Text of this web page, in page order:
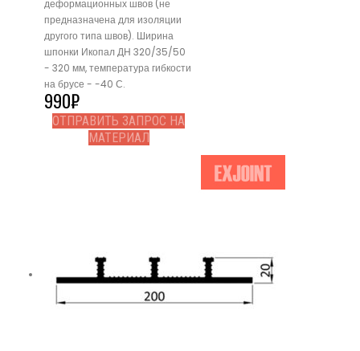
деформационных швов (не
предназначена для изоляции
другого типа швов). Ширина
шпонки Икопал ДН 320/35/50
- 320 мм, температура гибкости
на брусе - -40 С.
990₽
ОТПРАВИТЬ ЗАПРОС НА
МАТЕРИАЛ